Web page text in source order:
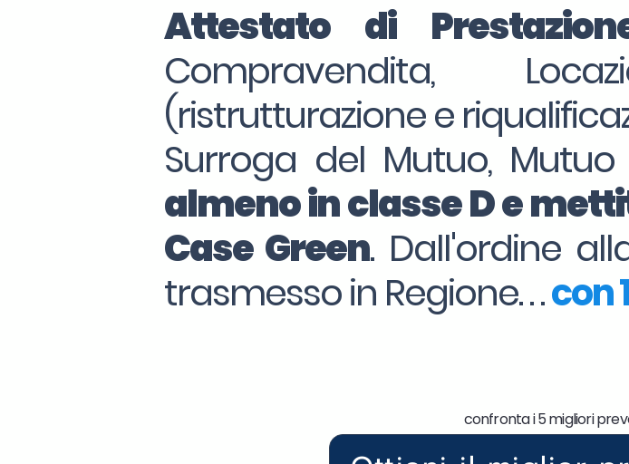
Attestato di
Compravendita,
(ristrutturazione e
Surroga del Mutuo, Mutuo
almeno in classe D e
Case Green. Dall'ordine
trasmesso in Regione. . .con
confronta i 5 migliori